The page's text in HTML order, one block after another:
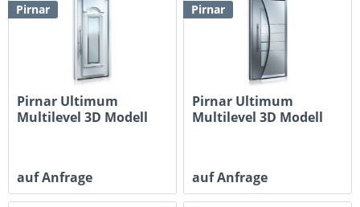
Pirnar
Pirnar Ultimum
Multilevel 3D Modell
auf Anfrage
Pirnar
Pirnar Ultimum
Multilevel 3D Modell
auf Anfrage